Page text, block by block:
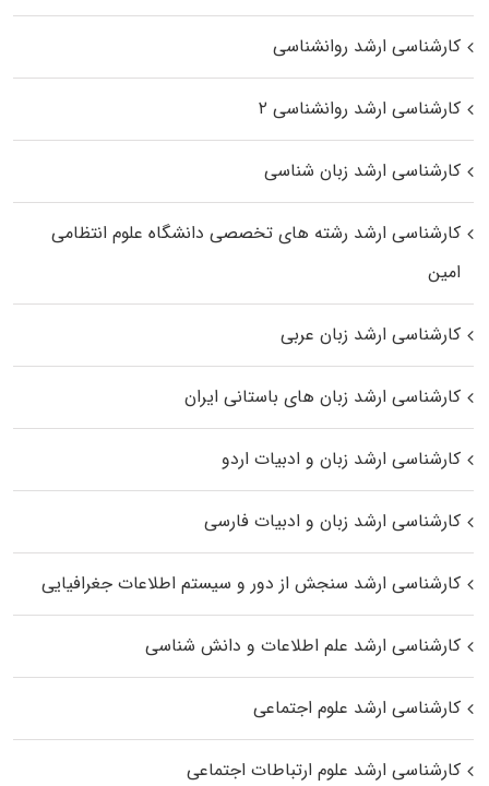
کارشناسی ارشد روانشناسی
کارشناسی ارشد روانشناسی ۲
کارشناسی ارشد زبان شناسی
کارشناسی ارشد رﺷﺘﻪ ﻫﺎی تخصصی داﻧﺸﮕﺎه ﻋﻠﻮم انتظامی
اﻣﻴﻦ
کارشناسی ارشد زبان عربی
کارشناسی ارشد زبان‌ های باستانی ایران
کارشناسی ارشد زبان و ادبیات اردو
کارشناسی ارشد زبان و ادبیات فارسی
کارشناسی ارشد سنجش از دور و سیستم اطلاعات جغرافیایی
کارشناسی ارشد علم اطلاعات و دانش شناسی
کارشناسی ارشد علوم اجتماعی
کارشناسی ارشد علوم ارتباطات اجتماعی